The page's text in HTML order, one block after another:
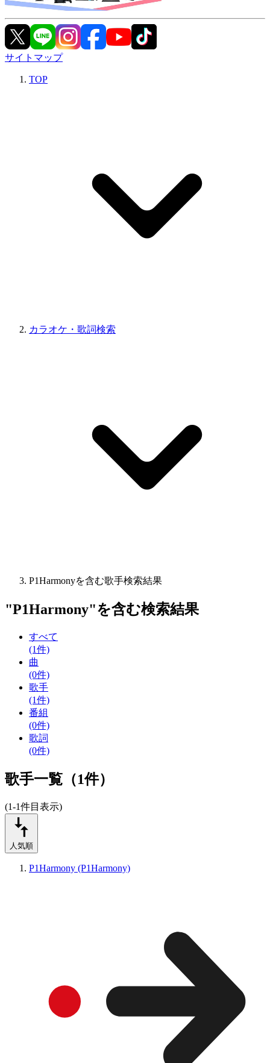
サイトマップ
TOP
カラオケ・歌詞検索
P1Harmonyを含む歌手検索結果
"P1Harmony"を含む検索結果
すべて
(1件)
曲
(0件)
歌手
(1件)
番組
(0件)
歌詞
(0件)
歌手一覧（1件）
(1-1件目表示)
人気順
P1Harmony (P1Harmony)